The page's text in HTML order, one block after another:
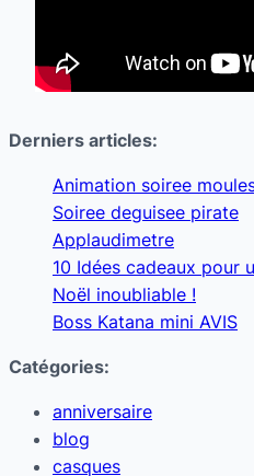
Derniers articles:
Animation soiree
Soiree deguisee pirate
Applaudimetre
10 Idées cadeaux pour
Noël inoubliable !
Boss Katana mini AVIS
Catégories:
anniversaire
blog
casques